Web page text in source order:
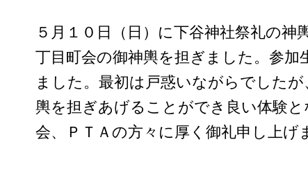
５月１０日（日）に下谷神社祭礼の
丁目町会の御神輿を担ぎました。参加
ました。最初は戸惑いながらでした
輿を担ぎあげることができ良い体験
会、ＰＴＡの方々に厚く御礼申し上げ